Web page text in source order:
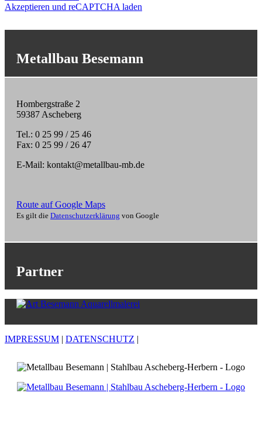
Akzeptieren und reCAPTCHA laden
Metallbau Besemann
Hombergstraße 2
59387 Ascheberg
Tel.: 0 25 99 / 25 46
Fax: 0 25 99 / 26 47
E-Mail: kontakt@metallbau-mb.de
Route auf Google Maps
Es gilt die Datenschutzerklärung von Google
Partner
IMPRESSUM | DATENSCHUTZ |